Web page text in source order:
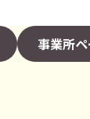
事業所